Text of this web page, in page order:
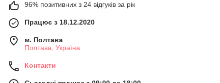
96% позитивних з 24 відгуків за рік
Працює з 18.12.2020
м. Полтава
Полтава, Україна
Контакти